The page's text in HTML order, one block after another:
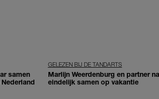
samen
GELEZEN BIJ DE TANDARTS
Marlijn Weerdenburg en partner
eindelijk samen op vakantie